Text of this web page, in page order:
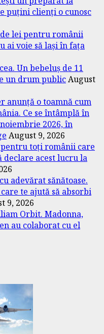
puțini clienți o cunosc
de lei pentru românii
ai voie să lași în fața
Un bebeluș de 11
un drum publicAugust
anunță o toamnă cum
Ce se întâmplă în
2026, în
August 9, 2026
pentru toți românii care
declare acest lucru la
adevărat sănătoase.
te ajută să absorbi
9, 2026
Orbit. Madonna,
au colaborat cu el